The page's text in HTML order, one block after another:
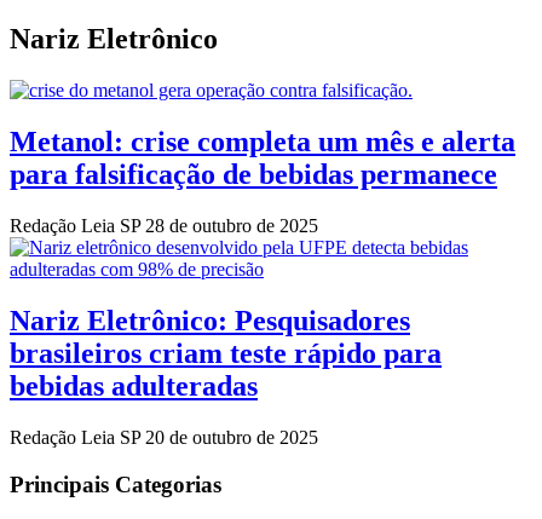
Nariz Eletrônico
Metanol: crise completa um mês e alerta
para falsificação de bebidas permanece
Redação Leia SP 28 de outubro de 2025
Nariz Eletrônico: Pesquisadores
brasileiros criam teste rápido para
bebidas adulteradas
Redação Leia SP 20 de outubro de 2025
Principais Categorias